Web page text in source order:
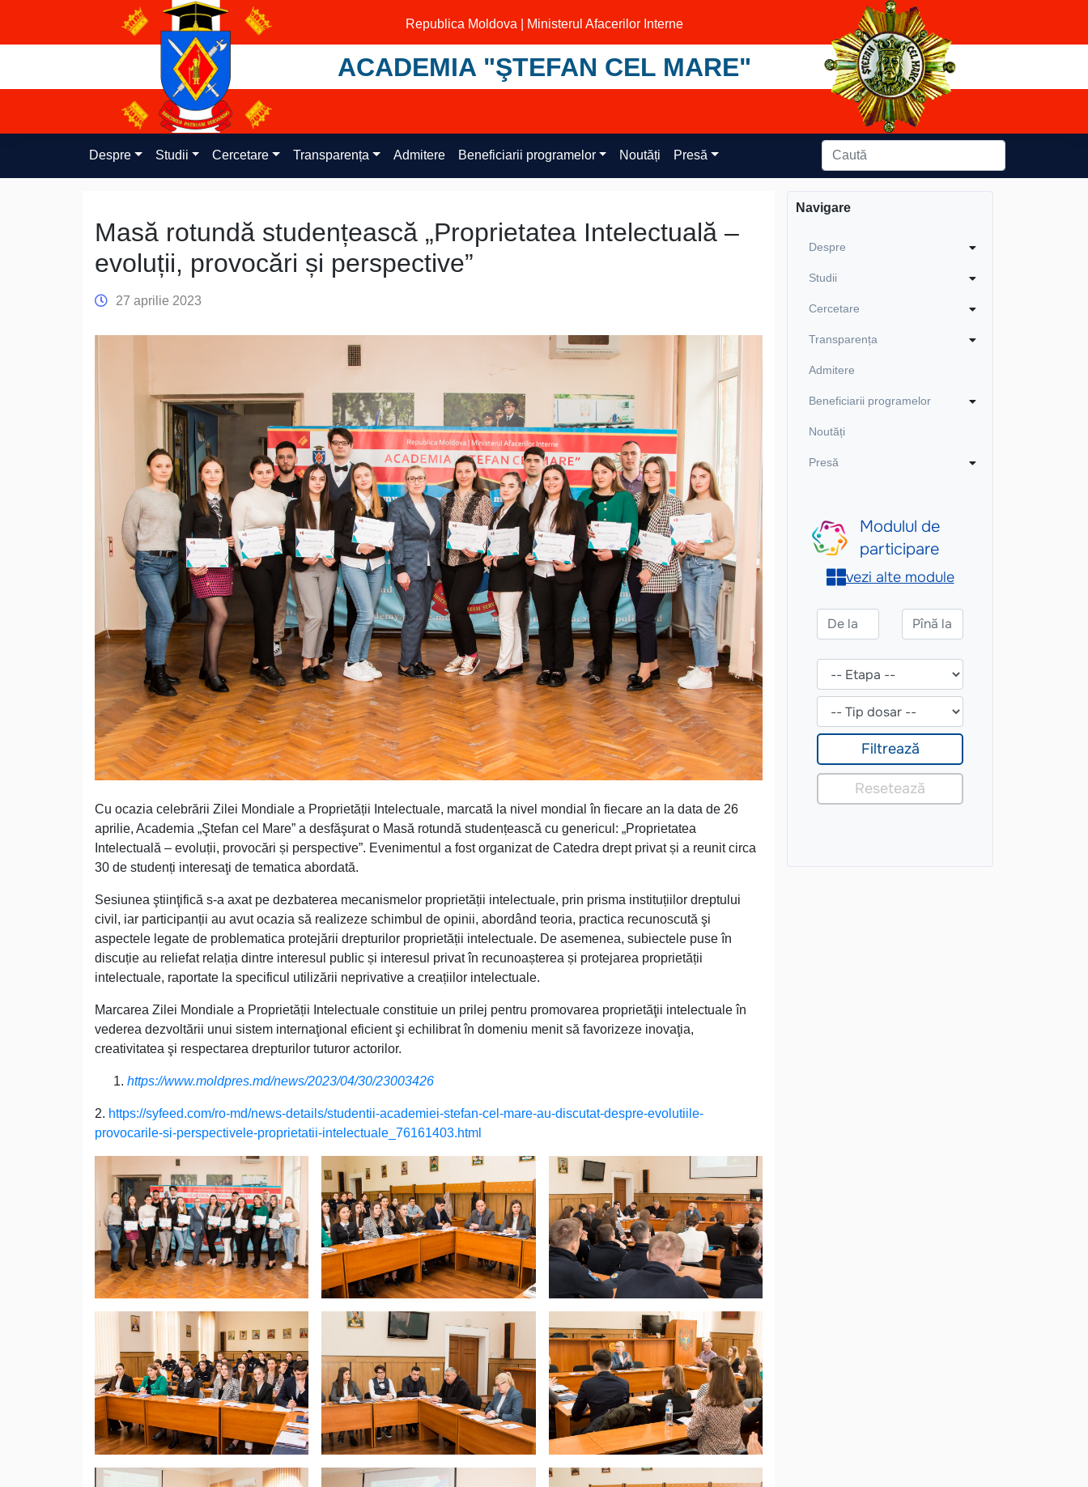
content
Republica Moldova | Ministerul Afacerilor Interne
ACADEMIA "ŞTEFAN CEL MARE"
Despre Studii Cercetare Transparența Admitere Beneficiarii programelor Noutăți Presă
Masă rotundă studențească „Proprietatea Intelectuală –
evoluții, provocări și perspective”
27 aprilie 2023
Cu ocazia celebrării Zilei Mondiale a Proprietății Intelectuale, marcată la nivel mondial în fiecare an la data de 26
aprilie, Academia „Ştefan cel Mare” a desfăşurat o Masă rotundă studențească cu genericul: „Proprietatea
Intelectuală – evoluții, provocări și perspective”. Evenimentul a fost organizat de Catedra drept privat și a reunit circa
30 de studenți interesaţi de tematica abordată.
Sesiunea ştiinţifică s-a axat pe dezbaterea mecanismelor proprietății intelectuale, prin prisma instituțiilor dreptului
civil, iar participanții au avut ocazia să realizeze schimbul de opinii, abordând teoria, practica recunoscută şi
aspectele legate de problematica protejării drepturilor proprietății intelectuale. De asemenea, subiectele puse în
discuție au reliefat relația dintre interesul public și interesul privat în recunoașterea și protejarea proprietății
intelectuale, raportate la specificul utilizării neprivative a creațiilor intelectuale.
Marcarea Zilei Mondiale a Proprietății Intelectuale constituie un prilej pentru promovarea proprietăţii intelectuale în
vederea dezvoltării unui sistem internaţional eficient şi echilibrat în domeniu menit să favorizeze inovaţia,
creativitatea şi respectarea drepturilor tuturor actorilor.
https://www.moldpres.md/news/2023/04/30/23003426
2. https://syfeed.com/ro-md/news-details/studentii-academiei-stefan-cel-mare-au-discutat-despre-evolutiile-
provocarile-si-perspectivele-proprietatii-intelectuale_76161403.html
Navigare
Despre
Studii
Cercetare
Transparența
Admitere
Beneficiarii programelor
Noutăți
Presă